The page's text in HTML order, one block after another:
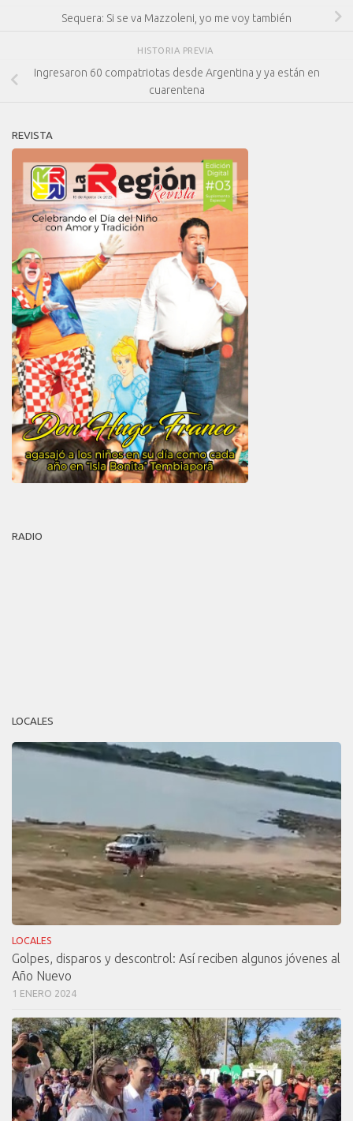
Sequera: Si se va Mazzoleni, yo me voy también
HISTORIA PREVIA
Ingresaron 60 compatriotas desde Argentina y ya están en
cuarentena
REVISTA
RADIO
LOCALES
LOCALES
Golpes, disparos y descontrol: Así reciben algunos jóvenes al
Año Nuevo
1 ENERO 2024